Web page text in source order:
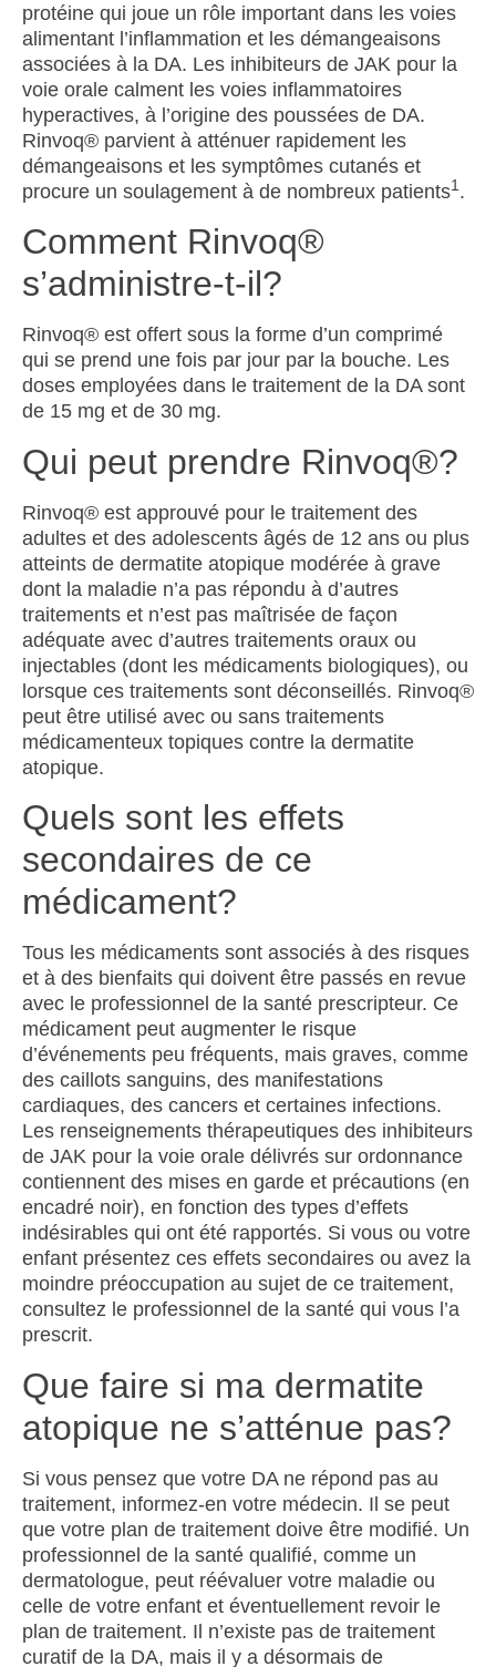
protéine qui joue un rôle important dans les voies
alimentant l’inflammation et les démangeaisons
associées à la DA. Les inhibiteurs de JAK pour la
voie orale calment les voies inflammatoires
hyperactives, à l’origine des poussées de DA.
Rinvoq® parvient à atténuer rapidement les
démangeaisons et les symptômes cutanés et
procure un soulagement à de nombreux patients1.
Comment Rinvoq®
s’administre-t-il?
Rinvoq® est offert sous la forme d’un comprimé
qui se prend une fois par jour par la bouche. Les
doses employées dans le traitement de la DA sont
de 15 mg et de 30 mg.
Qui peut prendre Rinvoq®?
Rinvoq® est approuvé pour le traitement des
adultes et des adolescents âgés de 12 ans ou plus
atteints de dermatite atopique modérée à grave
dont la maladie n’a pas répondu à d’autres
traitements et n’est pas maîtrisée de façon
adéquate avec d’autres traitements oraux ou
injectables (dont les médicaments biologiques), ou
lorsque ces traitements sont déconseillés. Rinvoq®
peut être utilisé avec ou sans traitements
médicamenteux topiques contre la dermatite
atopique.
Quels sont les effets
secondaires de ce
médicament?
Tous les médicaments sont associés à des risques
et à des bienfaits qui doivent être passés en revue
avec le professionnel de la santé prescripteur. Ce
médicament peut augmenter le risque
d’événements peu fréquents, mais graves, comme
des caillots sanguins, des manifestations
cardiaques, des cancers et certaines infections.
Les renseignements thérapeutiques des inhibiteurs
de JAK pour la voie orale délivrés sur ordonnance
contiennent des mises en garde et précautions (en
encadré noir), en fonction des types d’effets
indésirables qui ont été rapportés. Si vous ou votre
enfant présentez ces effets secondaires ou avez la
moindre préoccupation au sujet de ce traitement,
consultez le professionnel de la santé qui vous l’a
prescrit.
Que faire si ma dermatite
atopique ne s’atténue pas?
Si vous pensez que votre DA ne répond pas au
traitement, informez-en votre médecin. Il se peut
que votre plan de traitement doive être modifié. Un
professionnel de la santé qualifié, comme un
dermatologue, peut réévaluer votre maladie ou
celle de votre enfant et éventuellement revoir le
plan de traitement. Il n’existe pas de traitement
curatif de la DA, mais il y a désormais de